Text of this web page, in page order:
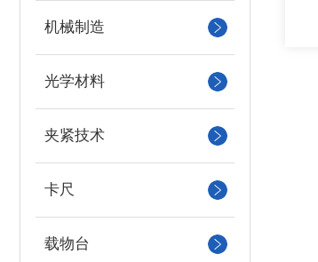
机械制造
光学材料
夹紧技术
卡尺
载物台